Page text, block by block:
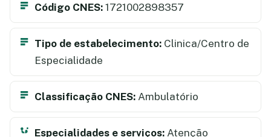
Código CNES: 1721002898357
Tipo de estabelecimento: Clinica/Centro de
Especialidade
Classificação CNES: Ambulatório
Especialidades e serviços: Atenção